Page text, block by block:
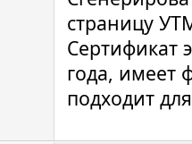
страницу
Сертификат
года, имеет
подходит